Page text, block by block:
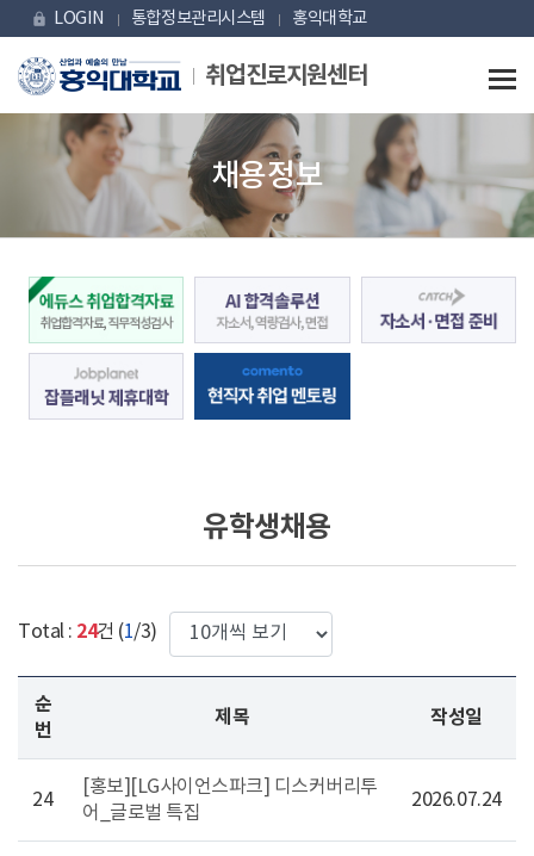
Skip Menu
lock LOGIN 통합정보관리시스템 홍익대학교
취업진로지원센터
채용정보
유학생채용
Total : 24건 (1/3) 한번에 보여질 게시물 갯수
순
번
제목 작성일
24
[홍보][LG사이언스파크] 디스커버리투
어_글로벌 특집
2026.07.24